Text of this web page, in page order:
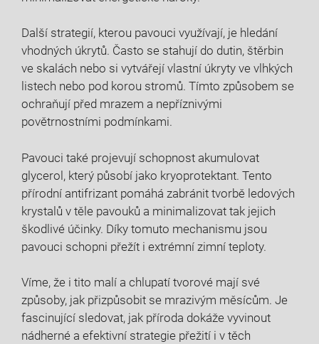
Další strategií, kterou pavouci využívají, je hledání
vhodných úkrytů. Často se stahují do dutin, štěrbin
ve skalách nebo si vytvářejí vlastní úkryty ve vlhkých
listech nebo pod korou stromů. Tímto způsobem se
ochraňují před mrazem a nepříznivými
povětrnostními podmínkami.
Pavouci také projevují schopnost akumulovat
glycerol, který působí jako kryoprotektant. Tento
přírodní antifrizant pomáhá zabránit tvorbě ledových
krystalů v těle pavouků a minimalizovat tak jejich
škodlivé účinky. Díky tomuto mechanismu jsou
pavouci schopni přežít i extrémní zimní teploty.
Víme, že i tito malí a chlupatí tvorové mají své
způsoby, jak přizpůsobit se mrazivým měsícům. Je
fascinující sledovat, jak příroda dokáže vyvinout
nádherné a efektivní strategie přežití i v těch